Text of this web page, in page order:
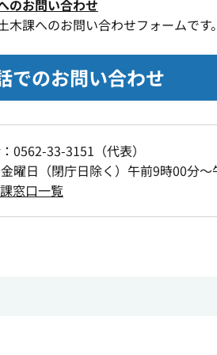
のお問い合わせ
木課へのお問い合わせフォームです。
でのお問い合わせ
0562-33-3151（代表）
曜日（閉庁日除く）午前9時00分
窓口一覧